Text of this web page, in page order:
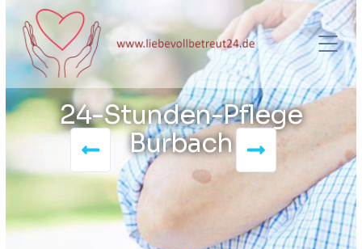
24-Stunden-Pflege
Burbach